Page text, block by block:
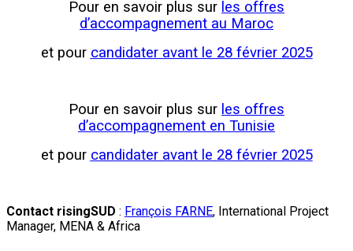
Pour en savoir plus sur les offres
d’accompagnement au Maroc
et pour candidater avant le 28 février 2025
Pour en savoir plus sur les offres
d’accompagnement en Tunisie
et pour candidater avant le 28 février 2025
Contact risingSUD : François FARNE, International Project
Manager, MENA & Africa